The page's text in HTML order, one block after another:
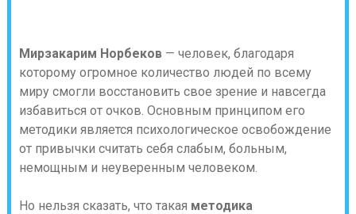
Мирзакарим Норбеков— человек, благодаря
которому огромное количество людей по всему
миру смогли восстановить свое зрение и навсегда
избавиться от очков. Основным принципом его
методики является психологическое освобождение
от привычки считать себя слабым, больным,
немощным и неуверенным человеком.
Но нельзя сказать, что такая методика